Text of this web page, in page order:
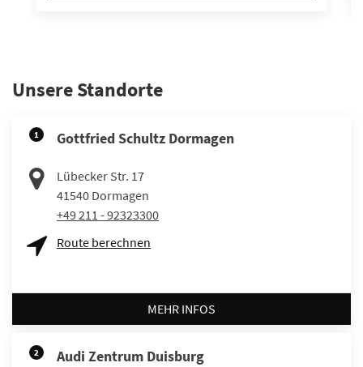
Unsere Standorte
1 Gottfried Schultz Dormagen
Lübecker Str. 17
41540 Dormagen
+49 211 - 92323300
Route berechnen
MEHR INFOS
2 Audi Zentrum Duisburg